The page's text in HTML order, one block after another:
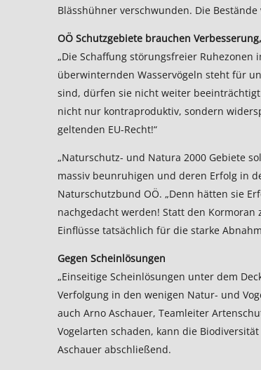
Blässhühner verschwunden. Die
OÖ Schutzgebiete brauchen
„Die Schaffung störungsfreier
überwinternden Wasservögeln steht für
sind, dürfen sie nicht weiter
nicht nur kontraproduktiv, sondern
geltenden EU-Recht!“
„Naturschutz- und Natura 2000 Gebiete
massiv beunruhigen und deren Erfolg in
Naturschutzbund OÖ. „Denn hätten sie
nachgedacht werden! Statt den
Einflüsse tatsächlich für die starke
Gegen Scheinlösungen
„Einseitige Scheinlösungen unter dem
Verfolgung in den wenigen Natur- und
auch Arno Aschauer, Teamleiter
Vogelarten schaden, kann die
Aschauer abschließend.